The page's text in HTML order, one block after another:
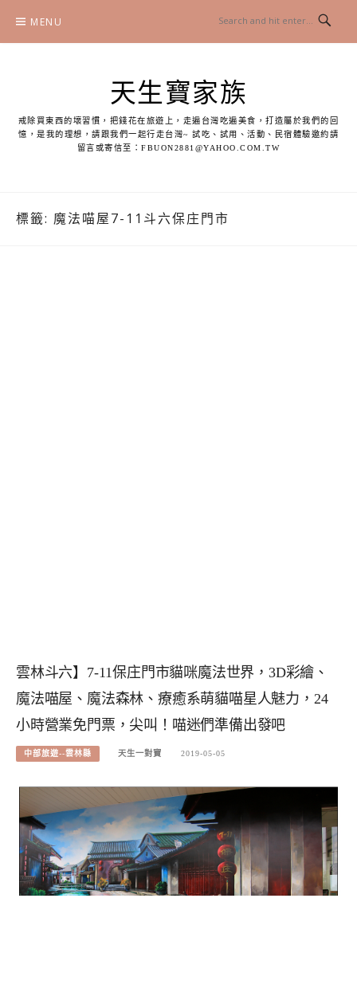
content
MENU
天生寶家族
戒除買東西的壞習慣，把錢花在旅遊上，走遍台灣吃遍美食，打造屬於我們的回
憶，是我的理想，請跟我們一起行走台灣~ 試吃、試用、活動、民宿體驗邀約請
留言或寄信至：FBUON2881@YAHOO.COM.TW
標籤: 魔法喵屋7-11斗六保庄門市
雲林斗六】7-11保庄門市貓咪魔法世界，3D彩繪、
魔法喵屋、魔法森林、療癒系萌貓喵星人魅力，24
小時營業免門票，尖叫！喵迷們準備出發吧
中部旅遊--雲林縣 天生一對寶 2019-05-05